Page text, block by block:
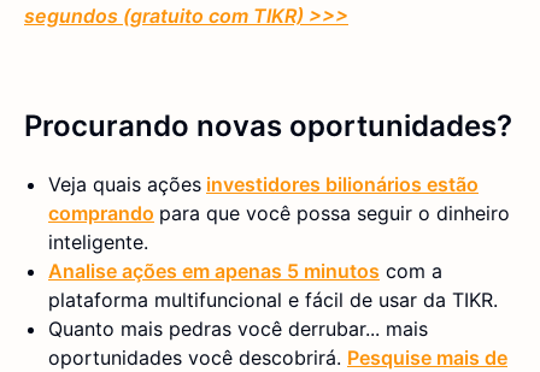
segundos (gratuito com TIKR) >>>
Procurando novas oportunidades?
Veja quais ações investidores bilionários estão
comprando para que você possa seguir o dinheiro
inteligente.
Analise ações em apenas 5 minutos com a
plataforma multifuncional e fácil de usar da TIKR.
Quanto mais pedras você derrubar... mais
oportunidades você descobrirá. Pesquise mais de